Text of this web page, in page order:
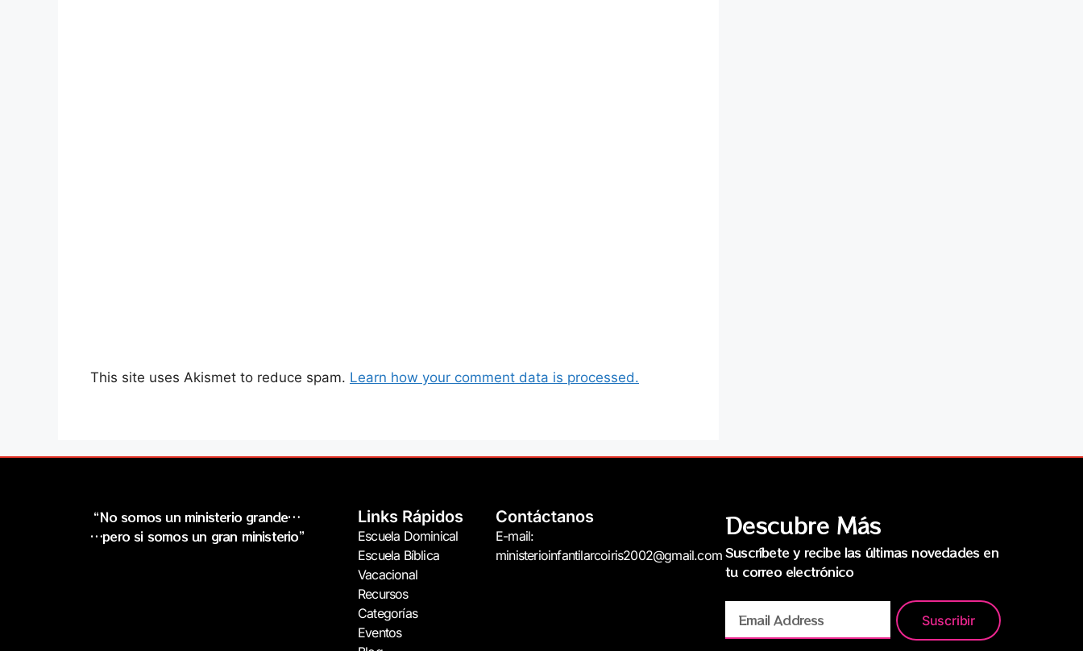
This site uses Akismet to reduce spam. Learn how your comment data is processed.
“No somos un ministerio grande…
…pero si somos un gran ministerio”
Links Rápidos
Escuela Dominical
Escuela Bíblica
Vacacional
Recursos
Categorías
Eventos
Contáctanos
E-mail:
ministerioinfantilarcoiris2002@gmail.com
Descubre Más
Suscríbete y recibe las últimas novedades en
tu correo electrónico
Suscribir